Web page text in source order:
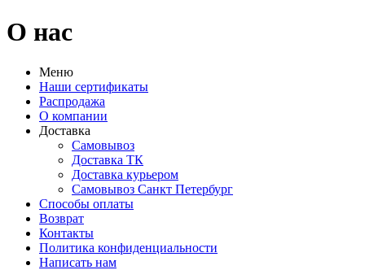
О нас
Меню
Наши сертификаты
Распродажа
О компании
Доставка
Самовывоз
Доставка ТК
Доставка курьером
Самовывоз Санкт Петербург
Способы оплаты
Возврат
Контакты
Политика конфиденциальности
Написать нам